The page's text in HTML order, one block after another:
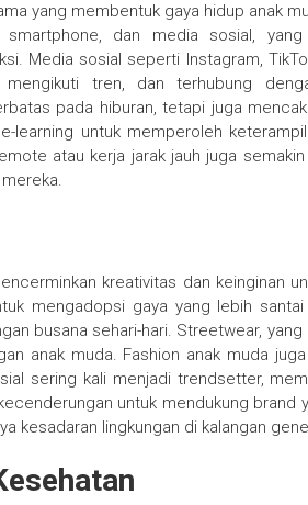
yang membentuk gaya hidup anak
dan media sosial,
Media sosial seperti Instagram,
tren, dan terhubung
pada hiburan, tetapi juga
learning untuk memperoleh
atau kerja jarak jauh juga
kreativitas dan keinginan
mengadopsi gaya yang lebih
busana sehari-hari. Streetwear,
anak muda. Fashion anak muda
sering kali menjadi trendsetter,
untuk mendukung brand
kesadaran lingkungan di kalangan